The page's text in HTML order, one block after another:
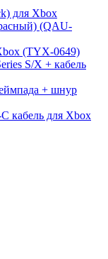
для Xbox
(QAU-
(TYX-0649)
S/X + кабель
+ шнур
кабель для Xbox